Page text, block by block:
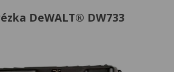
DeWALT® DW733